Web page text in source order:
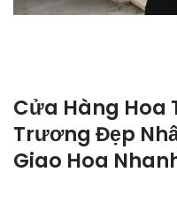
Cửa Hàng Hoa
Trương Đẹp
Giao Hoa